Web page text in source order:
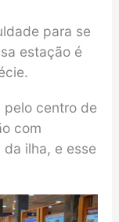
para se
estação é
pelo centro de
com
ilha, e esse